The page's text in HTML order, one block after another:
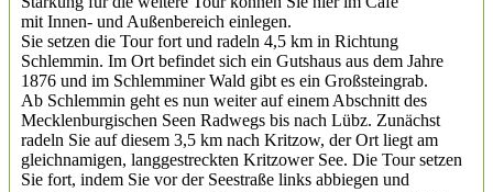
mit Innen- und Außenbereich einlegen.
Sie setzen die Tour fort und radeln 4,5 km in Richtung
Schlemmin. Im Ort befindet sich ein Gutshaus aus dem Jahre
1876 und im Schlemminer Wald gibt es ein Großsteingrab.
Ab Schlemmin geht es nun weiter auf einem Abschnitt des
Mecklenburgischen Seen Radwegs bis nach Lübz. Zunächst
radeln Sie auf diesem 3,5 km nach Kritzow, der Ort liegt am
gleichnamigen, langgestreckten Kritzower See. Die Tour setzen
Sie fort, indem Sie vor der Seestraße links abbiegen und